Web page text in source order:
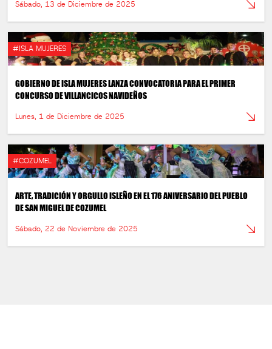
Sábado, 13 de Diciembre de 2025
#ISLA MUJERES
GOBIERNO DE ISLA MUJERES LANZA CONVOCATORIA PARA EL PRIMER
CONCURSO DE VILLANCICOS NAVIDEÑOS
Lunes, 1 de Diciembre de 2025
#COZUMEL
ARTE, TRADICIÓN Y ORGULLO ISLEÑO EN EL 176 ANIVERSARIO DEL PUEBLO
DE SAN MIGUEL DE COZUMEL
Sábado, 22 de Noviembre de 2025